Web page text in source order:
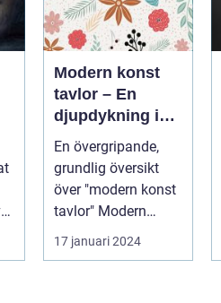
Modern konst
tavlor – En
djupdykning i
konstvärlden
En övergripande,
grundlig översikt
över "modern konst
tavlor" Modern
konst har alltid varit
en dyna...
17 januari 2024